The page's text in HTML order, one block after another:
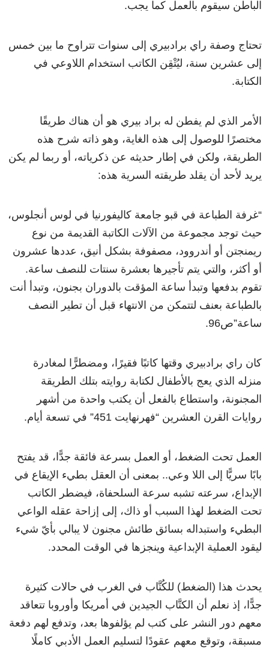
الباطن سيقوم بالعمل كما يجب.
تحتاج وصفة راي برادبيري إلى سنوات تتراوح ما بين خمس
إلى عشرين سنة، ليُتْقِن الكاتب استخدام اللاوعي في
الكتابة.
الأمر الذي لم يفطن له براد بيري هو أن هناك طريقًا
مختصرًا للوصول إلى هذه الغاية، وهو ذاته شرح هذه
الطريقة، ولكن في إطار حديثه عن ذكرياته، أو ربما لم يكن
يريد لأحد أن يقلد طريقته السرية هذه:
“غرفة الطباعة في قبو جامعة كاليفورنيا في لوس أنجلوس،
حيث توجد مجموعة من الآلات الكاتبة القديمة من نوع
ريمنجتن أو أندروود، مصفوفة بشكل أنيق، عددها عشرون
أو أكثر، والتي يتم تأجيرها بعشرة سنتات للنصف ساعة.
تقوم بدفعها وتبدأ ساعة المؤقت بالدوران بجنون، وتبدأ أنت
بالطباعة بعنف لتتمكن من الانتهاء قبل أن تطير النصف
ساعة”ص96.
كان راي برادبيري وقتها كاتبًا فقيرًا، ومضطرًّا لمغادرة
منزله الذي يعج بالأطفال لكتابة روايته بتلك الطريقة
المجنونة، واستطاع بالفعل أن يكتب واحدة من أشهر
روايات القرن العشرين “فهرنهايت 451” في تسعة أيام.
العمل تحت الضغط، أو العمل بسرعة فائقة جدًّا، قد يفتح
بابًا سريًّا إلى اللا وعي.. بمعنى أن العقل بطيء الإيقاع في
الإبداع، سرعته تشبه سرعة السلحفاة، فيضطر الكاتب
تحت الضغط لهذا السبب أو ذاك، إلى إزاحة عقله الواعي
البطيء واستبداله بسائق طائش مجنون لا يبالي بأيّ شيء
ليقود العملية الإبداعية وينجزها في الوقت المحدد.
يحدث هذا (الضغط) للكُتَّاب في الغرب في حالات كثيرة
جدًّا، إذ نعلم أن الكتَّاب الجيدين في أمريكا وأوروبا تتعاقد
معهم دور النشر على كتب لم يؤلفوها بعد، وتدفع لهم دفعة
مسبقة، وتوقع معهم عقودًا لتسليم العمل الأدبي كاملًا